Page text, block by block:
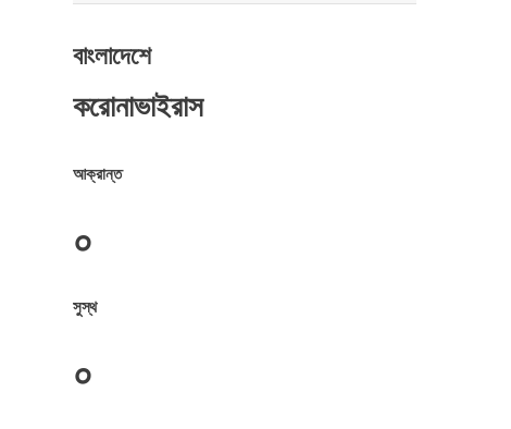
বাংলাদেশে
করোনাভাইরাস
আক্রান্ত
০
সুস্থ
০